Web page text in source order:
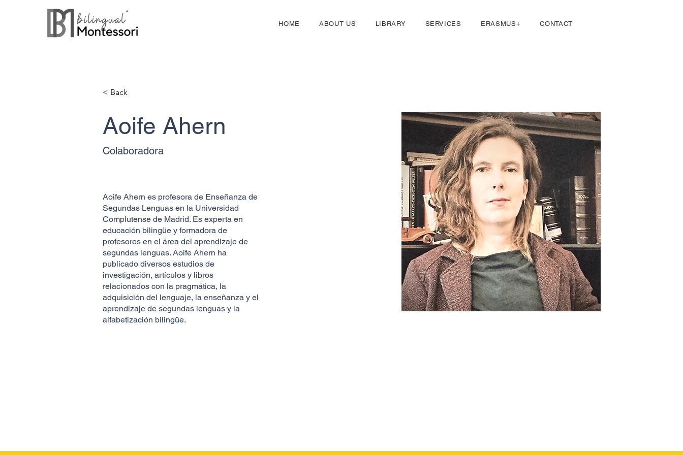
HOME ABOUT US LIBRARY SERVICES ERASMUS+ CONTACT
< Back
Aoife Ahern
Colaboradora
Aoife Ahern es profesora de Enseñanza de
Segundas Lenguas en la Universidad
Complutense de Madrid. Es experta en
educación bilingüe y formadora de
profesores en el área del aprendizaje de
segundas lenguas. Aoife Ahern ha
publicado diversos estudios de
investigación, artículos y libros
relacionados con la pragmática, la
adquisición del lenguaje, la enseñanza y el
aprendizaje de segundas lenguas y la
alfabetización bilingüe.